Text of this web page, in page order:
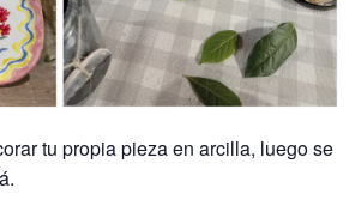
tu propia pieza en arcilla, luego se